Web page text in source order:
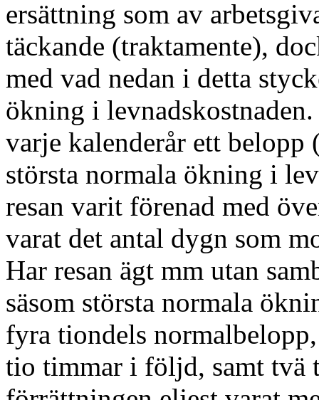
ersättning som av
täckande (trakta­mente),
med vad nedan i detta
ökning i
varje ka­lenderår ett belopp
största nor­mala ökning i
resan varit förenad med
varat det antal dygn som
Har resan ägt mm utan
säsom största normala
fyra tiondels
tio timmar i följd, samt tvä